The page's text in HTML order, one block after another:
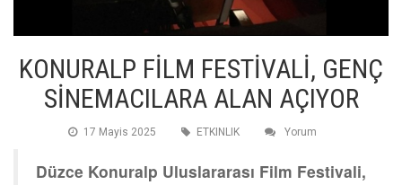
KONURALP FİLM FESTİVALİ, GENÇ
SİNEMACILARA ALAN AÇIYOR
17 Mayis 2025 ETKINLIK Yorum
Düzce Konuralp Uluslararası Film Festivali,